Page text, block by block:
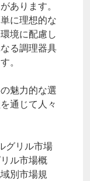
あります。
に理想的な
境に配慮し
る調理器具
。
魅力的な選
通じて人々
グリル市場
ル市場概
別市場規